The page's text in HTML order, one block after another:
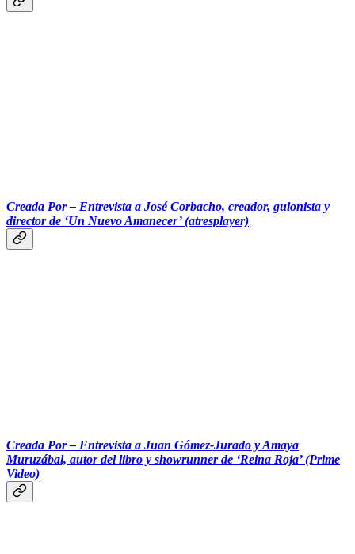
Creada Por – Entrevista a José Corbacho, creador, guionista y
director de ‘Un Nuevo Amanecer’ (atresplayer)
Creada Por – Entrevista a Juan Gómez-Jurado y Amaya
Muruzábal, autor del libro y showrunner de ‘Reina Roja’ (Prime
Video)